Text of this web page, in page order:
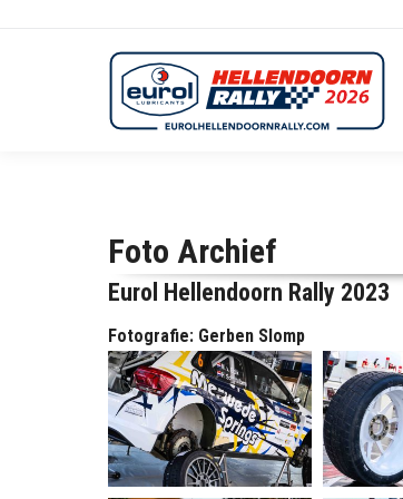
Foto Archief
Eurol Hellendoorn Rally 2023
Fotografie: Gerben Slomp